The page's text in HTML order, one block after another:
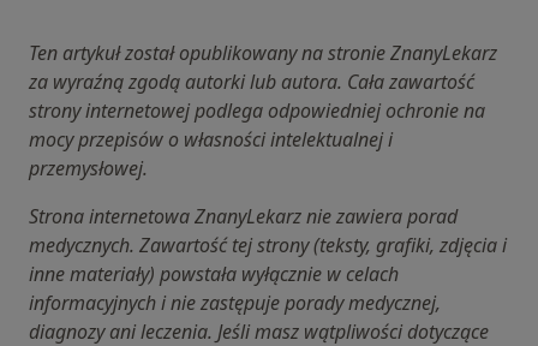
Ten artykuł został opublikowany na stronie ZnanyLekarz
za wyraźną zgodą autorki lub autora. Cała zawartość
strony internetowej podlega odpowiedniej ochronie na
mocy przepisów o własności intelektualnej i
przemysłowej.
Strona internetowa ZnanyLekarz nie zawiera porad
medycznych. Zawartość tej strony (teksty, grafiki, zdjęcia i
inne materiały) powstała wyłącznie w celach
informacyjnych i nie zastępuje porady medycznej,
diagnozy ani leczenia. Jeśli masz wątpliwości dotyczące